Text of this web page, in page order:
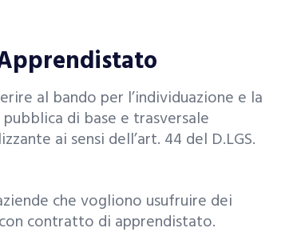
al bando per l’individuazione e la
di base e trasversale
ai sensi dell’art. 44 del D.LGS.
che vogliono usufruire dei
contratto di apprendistato.